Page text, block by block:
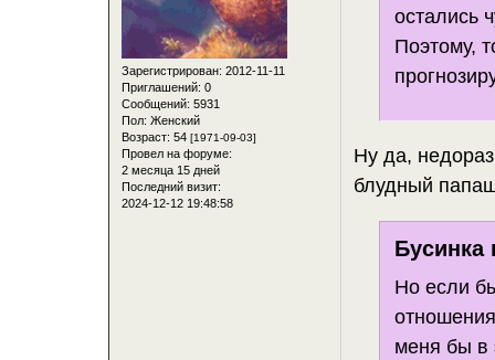
Зарегистрирован: 2012-11-11
Приглашений: 0
Сообщений: 5931
Пол: Женский
Возраст: 54 [1971-09-03]
Провел на форуме:
2 месяца 15 дней
Последний визит:
2024-12-12 19:48:58
остались
Поэтому,
Ну да,
блудный
Бусинка
Но если
меня бы в